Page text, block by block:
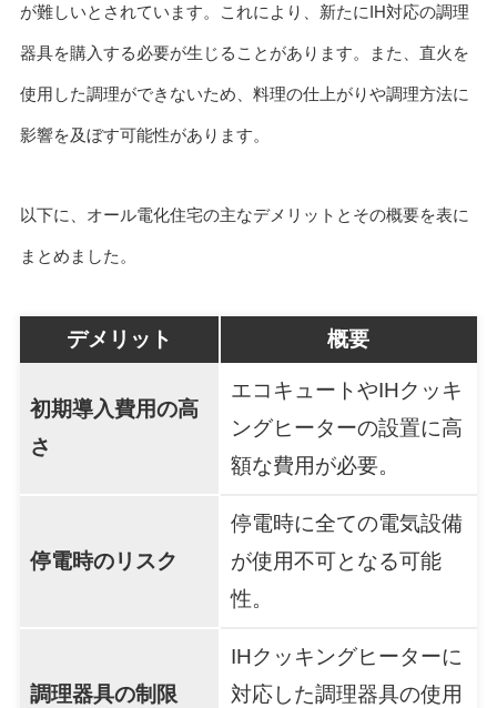
が難しいとされています。これにより、新たにIH対応の調理
器具を購入する必要が生じることがあります。また、直火を
使用した調理ができないため、料理の仕上がりや調理方法に
影響を及ぼす可能性があります。
以下に、オール電化住宅の主なデメリットとその概要を表に
まとめました。
デメリット 概要
初期導入費用の高
さ
エコキュートやIHクッキ
ングヒーターの設置に高
額な費用が必要。
停電時のリスク
停電時に全ての電気設備
が使用不可となる可能
性。
調理器具の制限
IHクッキングヒーターに
対応した調理器具の使用